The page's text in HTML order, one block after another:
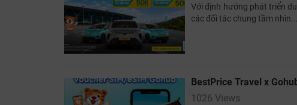
Với định hướng phát triển
các đối tác chung tầm nhìn.…
BestPrice Travel x
1026 Views